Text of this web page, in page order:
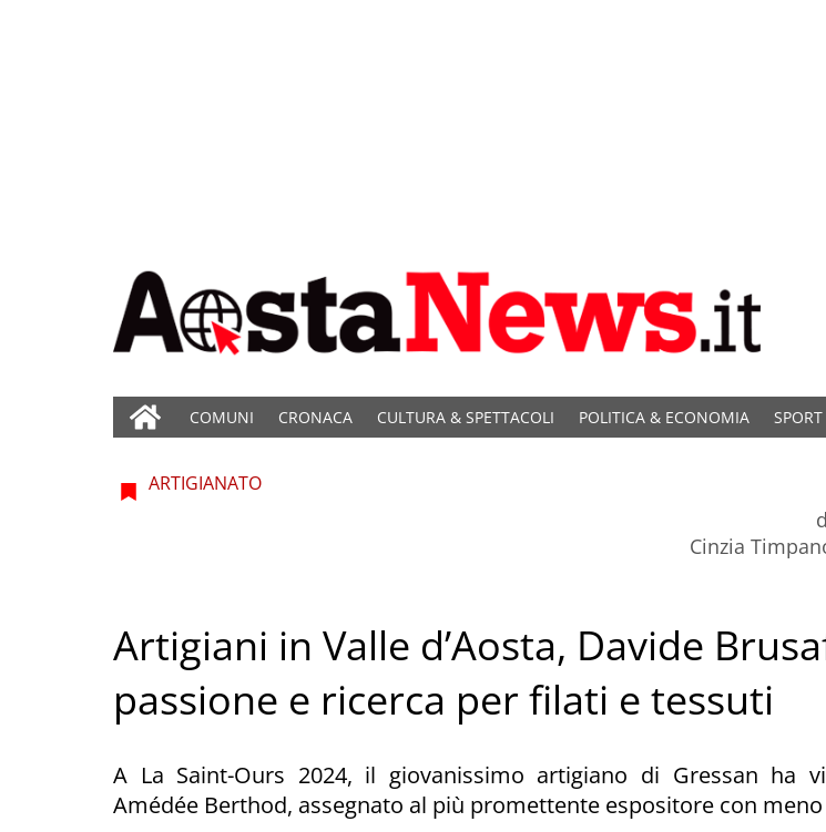
COMUNI CRONACA CULTURA & SPETTACOLI POLITICA & ECONOMIA SPORT
ARTIGIANATO
Cinzia
Artigiani in Valle d’Aosta, Davide
passione e ricerca per filati e tessuti
A La Saint-Ours 2024, il giovanissimo artigiano di Gressan ha
Amédée Berthod, assegnato al più promettente espositore con